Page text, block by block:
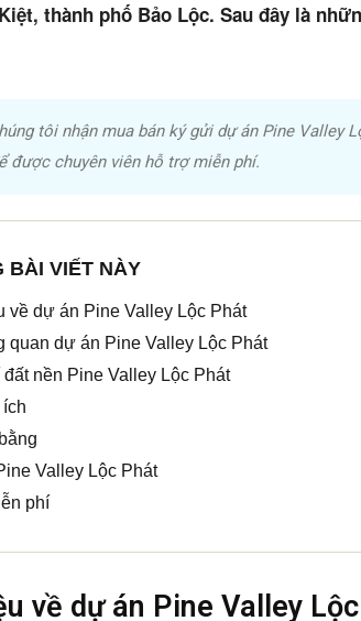
thành phố Bảo Lộc. Sau đây là
tôi nhận mua bán ký gửi dự án Pine Valley
được chuyên viên hỗ trợ miễn phí.
BÀI VIẾT NÀY
về dự án Pine Valley Lộc Phát
quan dự án Pine Valley Lộc Phát
đất nền Pine Valley Lộc Phát
ích
Valley Lộc Phát
phí
về dự án Pine Valley